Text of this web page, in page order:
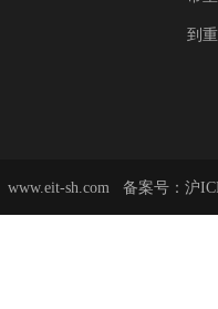
到
www.eit-sh.com 备案号： 沪